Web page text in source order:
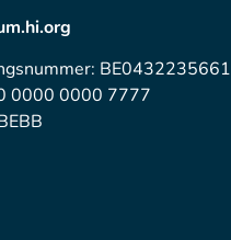
BE0432235661
0000 0000 7777